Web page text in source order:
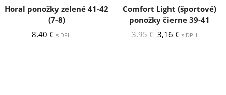
Horal ponožky zelené 41-42
(7-8)
8,40 € s DPH
Comfort Light (športové)
ponožky čierne 39-41
3,95€ Pôvodná
3,16 €Aktuálna
s DPH